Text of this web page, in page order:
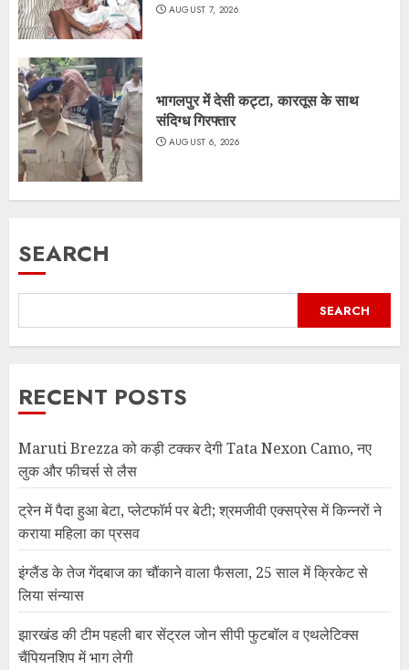
AUGUST 7, 2026
भागलपुर में देसी कट्टा, कारतूस के साथ
संदिग्ध गिरफ्तार
AUGUST 6, 2026
SEARCH
SEARCH
RECENT POSTS
Maruti Brezza को कड़ी टक्कर देगी Tata Nexon Camo, नए
लुक और फीचर्स से लैस
ट्रेन में पैदा हुआ बेटा, प्लेटफॉर्म पर बेटी; श्रमजीवी एक्सप्रेस में किन्नरों ने
कराया महिला का प्रसव
इंग्लैंड के तेज गेंदबाज का चौंकाने वाला फैसला, 25 साल में क्रिकेट से
लिया संन्यास
झारखंड की टीम पहली बार सेंट्रल जोन सीपी फुटबॉल व एथलेटिक्स
चैंपियनशिप में भाग लेगी